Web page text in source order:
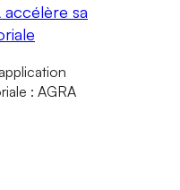
sa
: AGRA